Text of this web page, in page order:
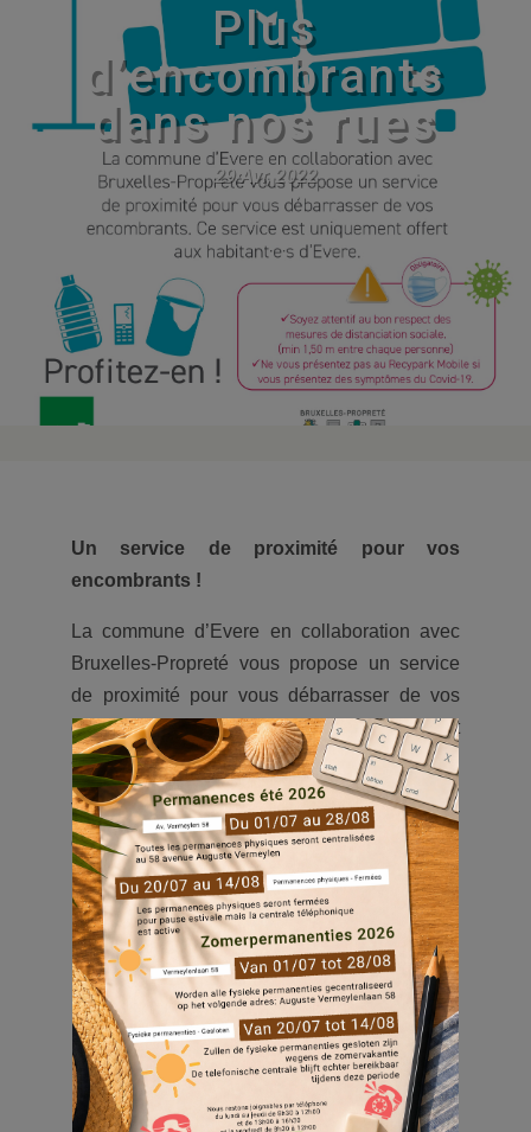
Plus
d’encombrants
dans nos rues
29 Avr, 2022
Un service de proximité pour vos
encombrants !
La commune d’Evere en collaboration avec
Bruxelles-Propreté vous propose un service
de proximité pour vous débarrasser de vos
encombrants. Ce service est uniquement offert
aux habitant·e·s d’Evere.
Voici toutes les informations utiles ci-
dessous :